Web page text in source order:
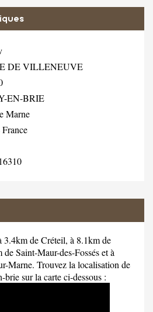
DE VILLENEUVE
EN-BRIE
Marne
3.4km de Créteil, à 8.1km de
Saint-Maur-des-Fossés et à
Marne. Trouvez la localisation de
sur la carte ci-dessous :